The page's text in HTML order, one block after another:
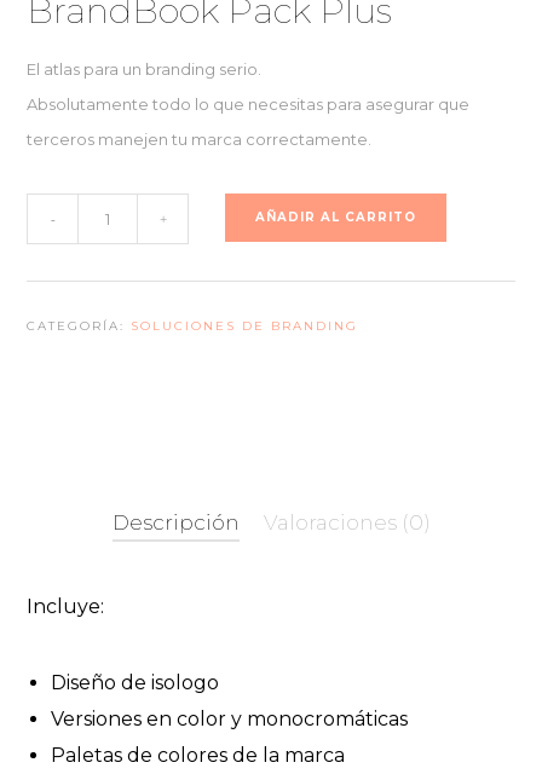
original
€999,00.
actual
€799,00.
BrandBook Pack Plus
El atlas para un branding serio.
Absolutamente todo lo que necesitas para asegurar que
terceros manejen tu marca correctamente.
BrandBook
- + AÑADIR AL CARRITO
CATEGORÍA: SOLUCIONES DE BRANDING
Descripción Valoraciones (0)
Incluye:
Diseño de isologo
Versiones en color y monocromáticas
Paletas de colores de la marca